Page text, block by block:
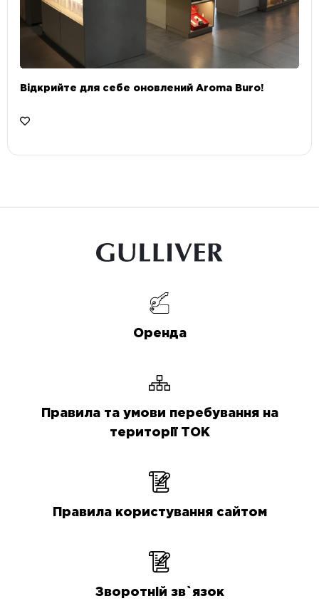
Відкрийте для себе оновлений Aroma Buro! ⠀
Оренда
Правила та умови перебування на
території ТОК
Правила користування сайтом
Зворотній зв`язок